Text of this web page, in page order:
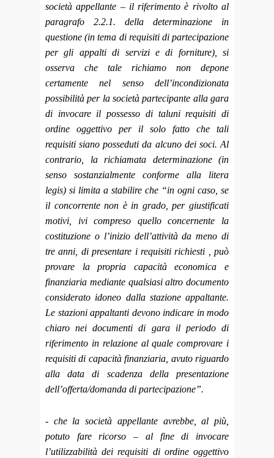
società appellante – il riferimento è rivolto al
paragrafo 2.2.1. della determinazione in
questione (in tema di requisiti di partecipazione
per gli appalti di servizi e di forniture), si
osserva che tale richiamo non depone
certamente nel senso dell’incondizionata
possibilità per la società partecipante alla gara
di invocare il possesso di taluni requisiti di
ordine oggettivo per il solo fatto che tali
requisiti siano posseduti da alcuno dei soci. Al
contrario, la richiamata determinazione (in
senso sostanzialmente conforme alla litera
legis) si limita a stabilire che “in ogni caso, se
il concorrente non è in grado, per giustificati
motivi, ivi compreso quello concernente la
costituzione o l’inizio dell’attività da meno di
tre anni, di presentare i requisiti richiesti , può
provare la propria capacità economica e
finanziaria mediante qualsiasi altro documento
considerato idoneo dalla stazione appaltante.
Le stazioni appaltanti devono indicare in modo
chiaro nei documenti di gara il periodo di
riferimento in relazione al quale comprovare i
requisiti di capacità finanziaria, avuto riguardo
alla data di scadenza della presentazione
dell’offerta/domanda di partecipazione”.
- che la società appellante avrebbe, al più,
potuto fare ricorso – al fine di invocare
l’utilizzabilità dei requisiti di ordine oggettivo